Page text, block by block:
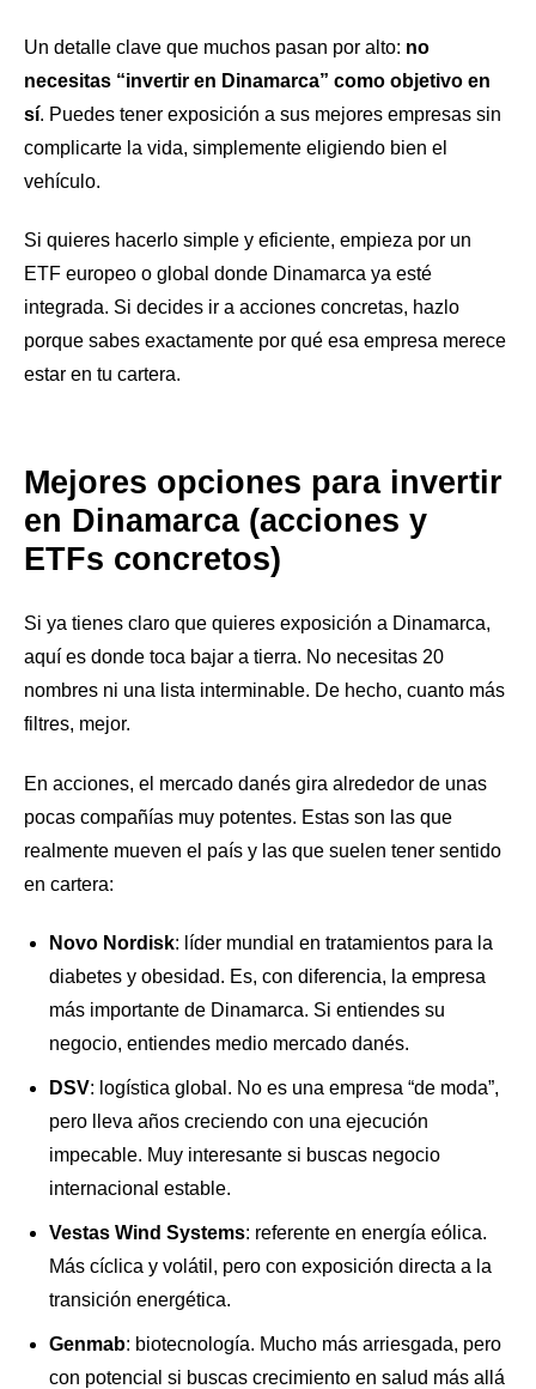
Un detalle clave que muchos pasan por alto: no
necesitas “invertir en Dinamarca” como objetivo en
sí. Puedes tener exposición a sus mejores empresas sin
complicarte la vida, simplemente eligiendo bien el
vehículo.
Si quieres hacerlo simple y eficiente, empieza por un
ETF europeo o global donde Dinamarca ya esté
integrada. Si decides ir a acciones concretas, hazlo
porque sabes exactamente por qué esa empresa merece
estar en tu cartera.
Mejores opciones para invertir
en Dinamarca (acciones y
ETFs concretos)
Si ya tienes claro que quieres exposición a Dinamarca,
aquí es donde toca bajar a tierra. No necesitas 20
nombres ni una lista interminable. De hecho, cuanto más
filtres, mejor.
En acciones, el mercado danés gira alrededor de unas
pocas compañías muy potentes. Estas son las que
realmente mueven el país y las que suelen tener sentido
en cartera:
Novo Nordisk: líder mundial en tratamientos para la
diabetes y obesidad. Es, con diferencia, la empresa
más importante de Dinamarca. Si entiendes su
negocio, entiendes medio mercado danés.
DSV: logística global. No es una empresa “de moda”,
pero lleva años creciendo con una ejecución
impecable. Muy interesante si buscas negocio
internacional estable.
Vestas Wind Systems: referente en energía eólica.
Más cíclica y volátil, pero con exposición directa a la
transición energética.
Genmab: biotecnología. Mucho más arriesgada, pero
con potencial si buscas crecimiento en salud más allá